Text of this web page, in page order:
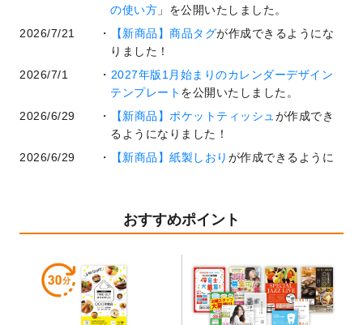
の使い方 」を公開いたしました。
2026/7/21
【新商品】商品タグが作成できるようにな
りました！
2026/7/1
2027年版1月始まりのカレンダーデザイン
テンプレート を公開いたしました。
2026/6/29
【新商品】ポケットティッシュが作成でき
るようになりました！
2026/6/29
【新商品】紙製しおり が作成できるように
業効率を上げる便利な操作方法3選！
開いたしました。
暑中見舞いのデザインテンプレート
しました。
2026/5/28
【新商品】マグネットステッカーが作成で
きるようになりました！
おすすめポイント